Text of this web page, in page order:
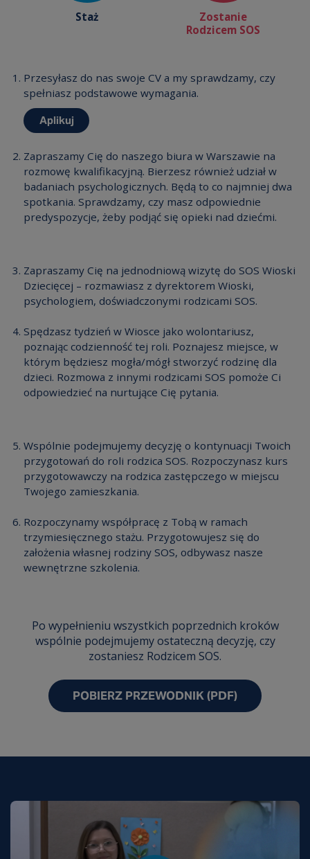
Staż
Zostanie
Rodzicem SOS
Przesyłasz do nas swoje CV a my sprawdzamy, czy
spełniasz podstawowe wymagania.
Aplikuj
Zapraszamy Cię do naszego biura w Warszawie na
rozmowę kwalifikacyjną. Bierzesz również udział w
badaniach psychologicznych. Będą to co najmniej dwa
spotkania. Sprawdzamy, czy masz odpowiednie
predyspozycje, żeby podjąć się opieki nad dziećmi.
Zapraszamy Cię na jednodniową wizytę do SOS Wioski
Dziecięcej – rozmawiasz z dyrektorem Wioski,
psychologiem, doświadczonymi rodzicami SOS.
Spędzasz tydzień w Wiosce jako wolontariusz,
poznając codzienność tej roli. Poznajesz miejsce, w
którym będziesz mogła/mógł stworzyć rodzinę dla
dzieci. Rozmowa z innymi rodzicami SOS pomoże Ci
odpowiedzieć na nurtujące Cię pytania.
Wspólnie podejmujemy decyzję o kontynuacji Twoich
przygotowań do roli rodzica SOS. Rozpoczynasz kurs
przygotowawczy na rodzica zastępczego w miejscu
Twojego zamieszkania.
Rozpoczynamy współpracę z Tobą w ramach
trzymiesięcznego stażu. Przygotowujesz się do
założenia własnej rodziny SOS, odbywasz nasze
wewnętrzne szkolenia.
Po wypełnieniu wszystkich poprzednich kroków
wspólnie podejmujemy ostateczną decyzję, czy
zostaniesz Rodzicem SOS.
POBIERZ PRZEWODNIK (PDF)